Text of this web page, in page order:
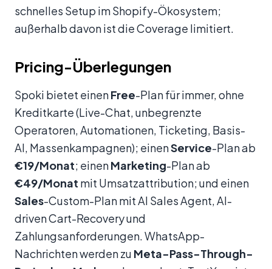
schnelles Setup im Shopify-Ökosystem;
außerhalb davon ist die Coverage limitiert.
Pricing-Überlegungen
Spoki bietet einenFree-Plan für immer, ohne
Kreditkarte (Live-Chat, unbegrenzte
Operatoren, Automationen, Ticketing, Basis-
AI, Massenkampagnen); einenService-Plan ab
€19/Monat; einenMarketing-Plan ab
€49/Monat mit Umsatzattribution; und einen
Sales-Custom-Plan mit AI Sales Agent, AI-
driven Cart-Recovery und
Zahlungsanforderungen. WhatsApp-
Nachrichten werden zu Meta-Pass-Through-